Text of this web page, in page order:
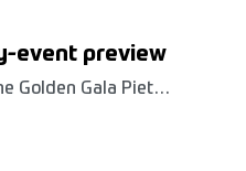
event preview
Golden Gala Pietro